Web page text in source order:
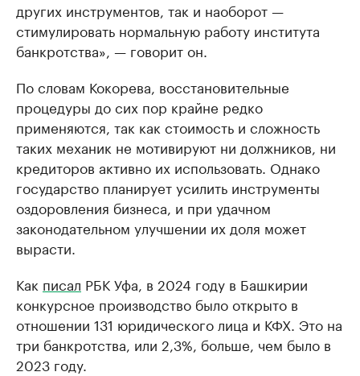
других инструментов, так и наоборот —
стимулировать нормальную работу института
банкротства», — говорит он.
По словам Кокорева, восстановительные
процедуры до сих пор крайне редко
применяются, так как стоимость и сложность
таких механик не мотивируют ни должников, ни
кредиторов активно их использовать. Однако
государство планирует усилить инструменты
оздоровления бизнеса, и при удачном
законодательном улучшении их доля может
вырасти.
Как писал РБК Уфа, в 2024 году в Башкирии
конкурсное производство было открыто в
отношении 131 юридического лица и КФХ. Это на
три банкротства, или 2,3%, больше, чем было в
2023 году.